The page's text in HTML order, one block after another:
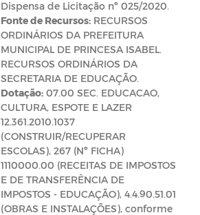
Dispensa de Licitação nº 025/2020.
Fonte de Recursos:RECURSOS
ORDINÁRIOS DA PREFEITURA
MUNICIPAL DE PRINCESA ISABEL.
RECURSOS ORDINÁRIOS DA
SECRETARIA DE EDUCAÇÃO.
Dotação:07.00 SEC. EDUCACAO,
CULTURA, ESPOTE E LAZER
12.361.2010.1037
(CONSTRUIR/RECUPERAR
ESCOLAS), 267 (Nº FICHA)
1110000.00 (RECEITAS DE IMPOSTOS
E DE TRANSFERÊNCIA DE
IMPOSTOS - EDUCAÇÃO), 4.4.90.51.01
(OBRAS E INSTALAÇÕES), conforme